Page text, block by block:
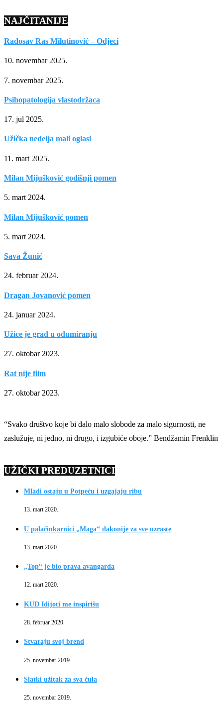
NAJČITANIJE
Radosav Ras Milutinović – Odjeci
10. novembar 2025.
7. novembar 2025.
Psihopatologija vlastodržaca
17. jul 2025.
Užička nedelja mali oglasi
11. mart 2025.
Milan Mijušković godišnji pomen
5. mart 2024.
Milan Mijušković pomen
5. mart 2024.
Sava Žunić
24. februar 2024.
Dragan Jovanović pomen
24. januar 2024.
Užice je grad u odumiranju
27. oktobar 2023.
Rat nije film
27. oktobar 2023.
“Svako društvo koje bi dalo malo slobode za malo sigurnosti, ne
zaslužuje, ni jedno, ni drugo, i izgubiće oboje.” Bendžamin Frenklin
UŽIČKI PREDUZETNICI
Mladi ostaju u Potpeću i uzgajaju ribu
13. mart 2020.
U palačinkarnici „Maga“ đakonije za sve uzraste
13. mart 2020.
„Top“ je bio prava avangarda
12. mart 2020.
KUD Idijoti me inspirišu
28. februar 2020.
Stvaraju svoj brend
25. novembar 2019.
Slatki užitak za sva čula
25. novembar 2019.